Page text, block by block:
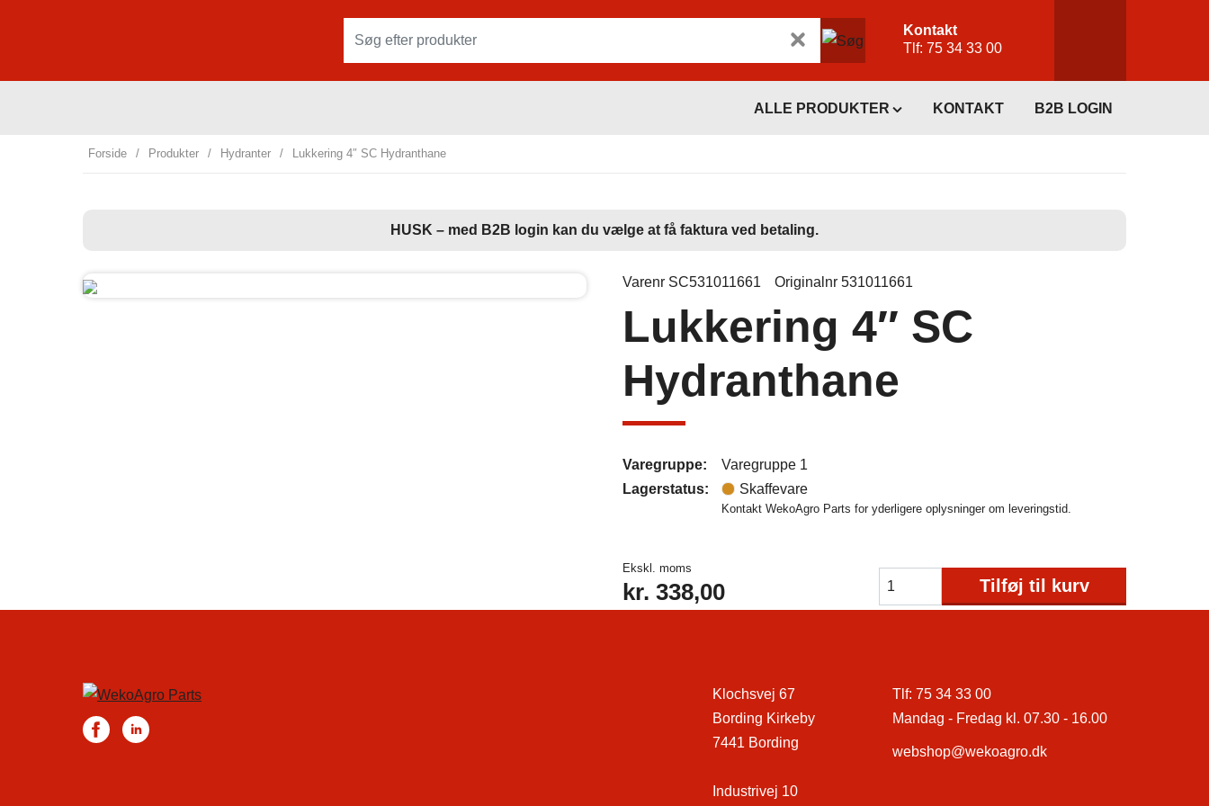
Kontakt
Tlf: 75 34 33 00
ALLE PRODUKTER KONTAKT B2B LOGIN
Forside / Produkter / Hydranter / Lukkering 4″ SC Hydranthane
HUSK – med B2B login kan du vælge at få faktura ved betaling.
Varenr SC531011661 Originalnr 531011661
Lukkering 4″ SC
Hydranthane
Varegruppe:
Varegruppe 1
Lagerstatus:
Skaffevare
Kontakt WekoAgro Parts for yderligere oplysninger om leveringstid.
Ekskl. moms
kr. 338,00 Tilføj til kurv
Klochsvej 67
Bording Kirkeby
7441 Bording
Industrivej 10
Tlf: 75 34 33 00
Mandag - Fredag kl. 07.30 - 16.00
webshop@wekoagro.dk